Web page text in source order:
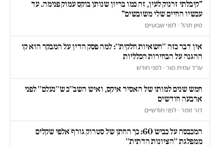
"קיבלתי זרנוק לעין, זה כמו בריון שנותן בוקס עמוק פנימה. עד
עכשיו החיים שלי משובשים"
סיון תהל · לפני שבועיים
אין דבר כזה ״חשאיות חלקית״: למה פסק הדין על המבקר הוא קו
ההגנה על הבחירות הכלליות
עו״ד עמית מור · לפני חודש
חמש שנים למותו של האסיר איקס, ואיש השב״כ ש״נעלם״ לפני
ארבעה חודשים
דור זומר · לפני חודשיים
המכבסה על כביש 60: כך החתן של סטרוק גורף אלפי שקלים
ממפלגת ״הציונות הדתית״